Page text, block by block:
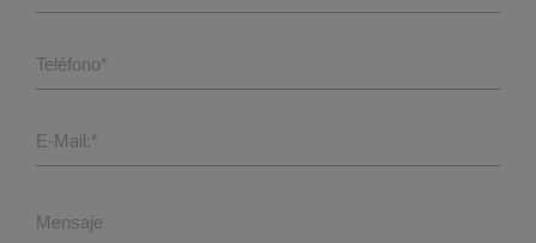
Teléfono*
E-Mail:*
Mensaje